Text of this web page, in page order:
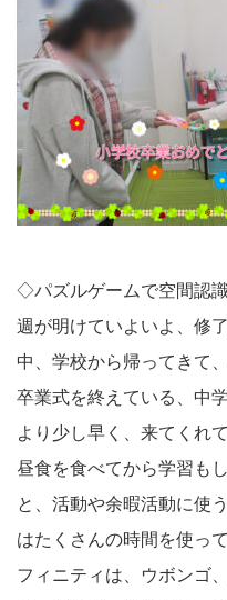
◇パズルゲームで空間認
週が明けていよいよ、修
中、学校から帰ってきて
卒業式を終えている、中
より少し早く、来てくれ
昼食を食べてから学習も
と、活動や余暇活動に使
はたくさんの時間を使っ
フィニティは、ウボンゴ